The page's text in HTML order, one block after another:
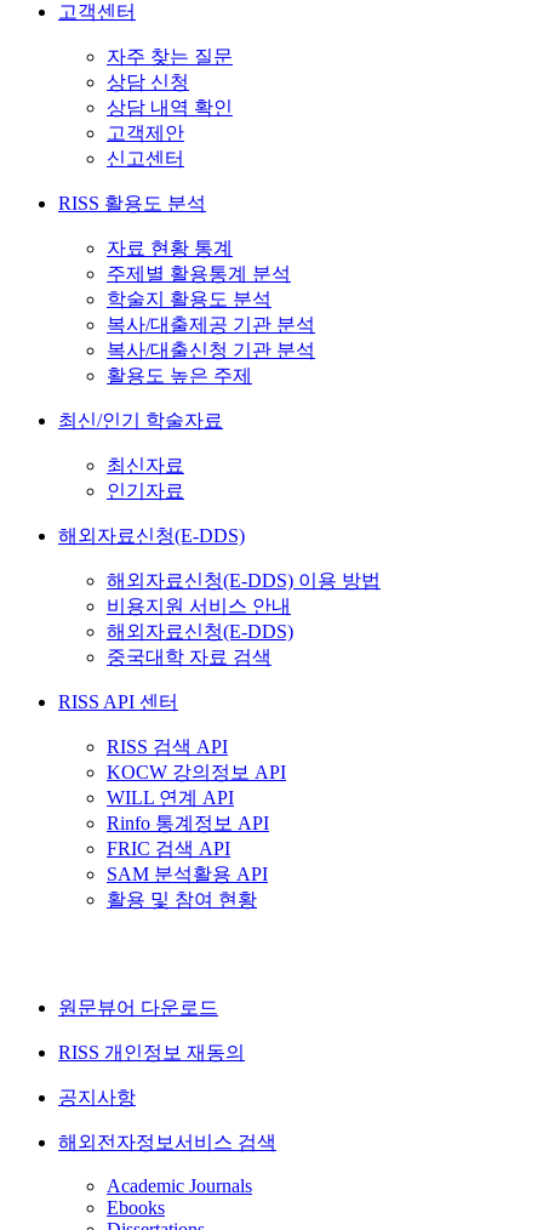
고객센터
자주 찾는 질문
상담 신청
상담 내역 확인
고객제안
신고센터
RISS 활용도 분석
자료 현황 통계
주제별 활용통계 분석
학술지 활용도 분석
복사/대출제공 기관 분석
복사/대출신청 기관 분석
활용도 높은 주제
최신/인기 학술자료
최신자료
인기자료
해외자료신청(E-DDS)
해외자료신청(E-DDS) 이용 방법
비용지원 서비스 안내
해외자료신청(E-DDS)
중국대학 자료 검색
RISS API 센터
RISS 검색 API
KOCW 강의정보 API
WILL 연계 API
Rinfo 통계정보 API
FRIC 검색 API
SAM 분석활용 API
활용 및 참여 현황
원문뷰어 다운로드
RISS 개인정보 재동의
공지사항
해외전자정보서비스 검색
Academic Journals
Ebooks